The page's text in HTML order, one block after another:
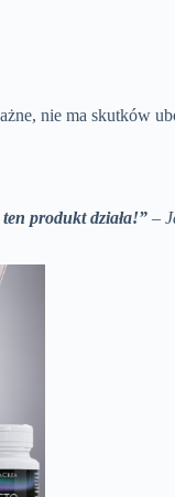
nie ma skutków
produkt działa!” –